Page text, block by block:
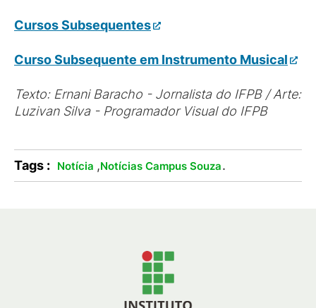
Cursos Subsequentes
Curso Subsequente em Instrumento Musical
Texto: Ernani Baracho - Jornalista do IFPB / Arte:
Luzivan Silva - Programador Visual do IFPB
Tags : Notícia ,Notícias Campus Souza.